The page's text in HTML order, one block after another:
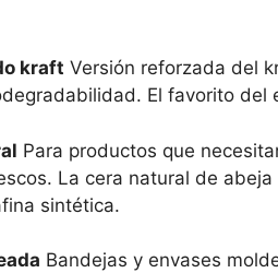
kraft Versión reforzada del
El favorito del
Para productos que
La cera natural de
sintética.
Bandejas y envases